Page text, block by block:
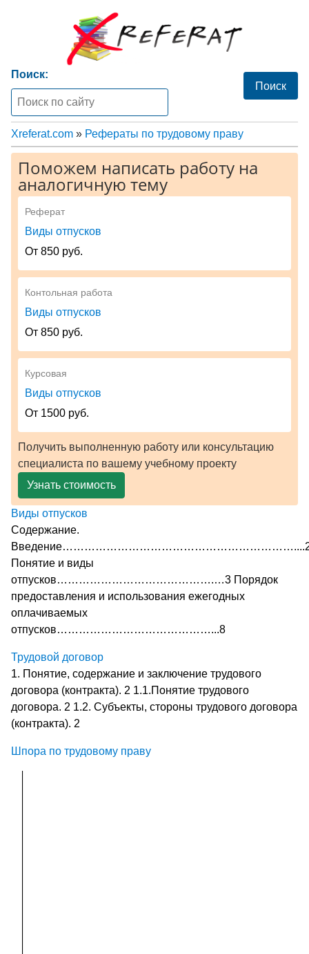
Поиск:
Xreferat.com » Рефераты по трудовому праву
Поможем написать работу на
аналогичную тему
Реферат
Виды отпусков
От 850 руб.
Контольная работа
Виды отпусков
От 850 руб.
Курсовая
Виды отпусков
От 1500 руб.
Получить выполненную работу или консультацию
специалиста по вашему учебному проекту
Узнать стоимость
Виды отпусков
Содержание.
Понятие и виды
отпусков…………………………………….…3 Порядок
предоставления и использования ежегодных
оплачиваемых
отпусков……………………………………...8
Трудовой договор
1. Понятие, содержание и заключение трудового
договора (контракта). 2 1.1.Понятие трудового
договора. 2 1.2. Субъекты, стороны трудового договора
(контракта). 2
Шпора по трудовому праву